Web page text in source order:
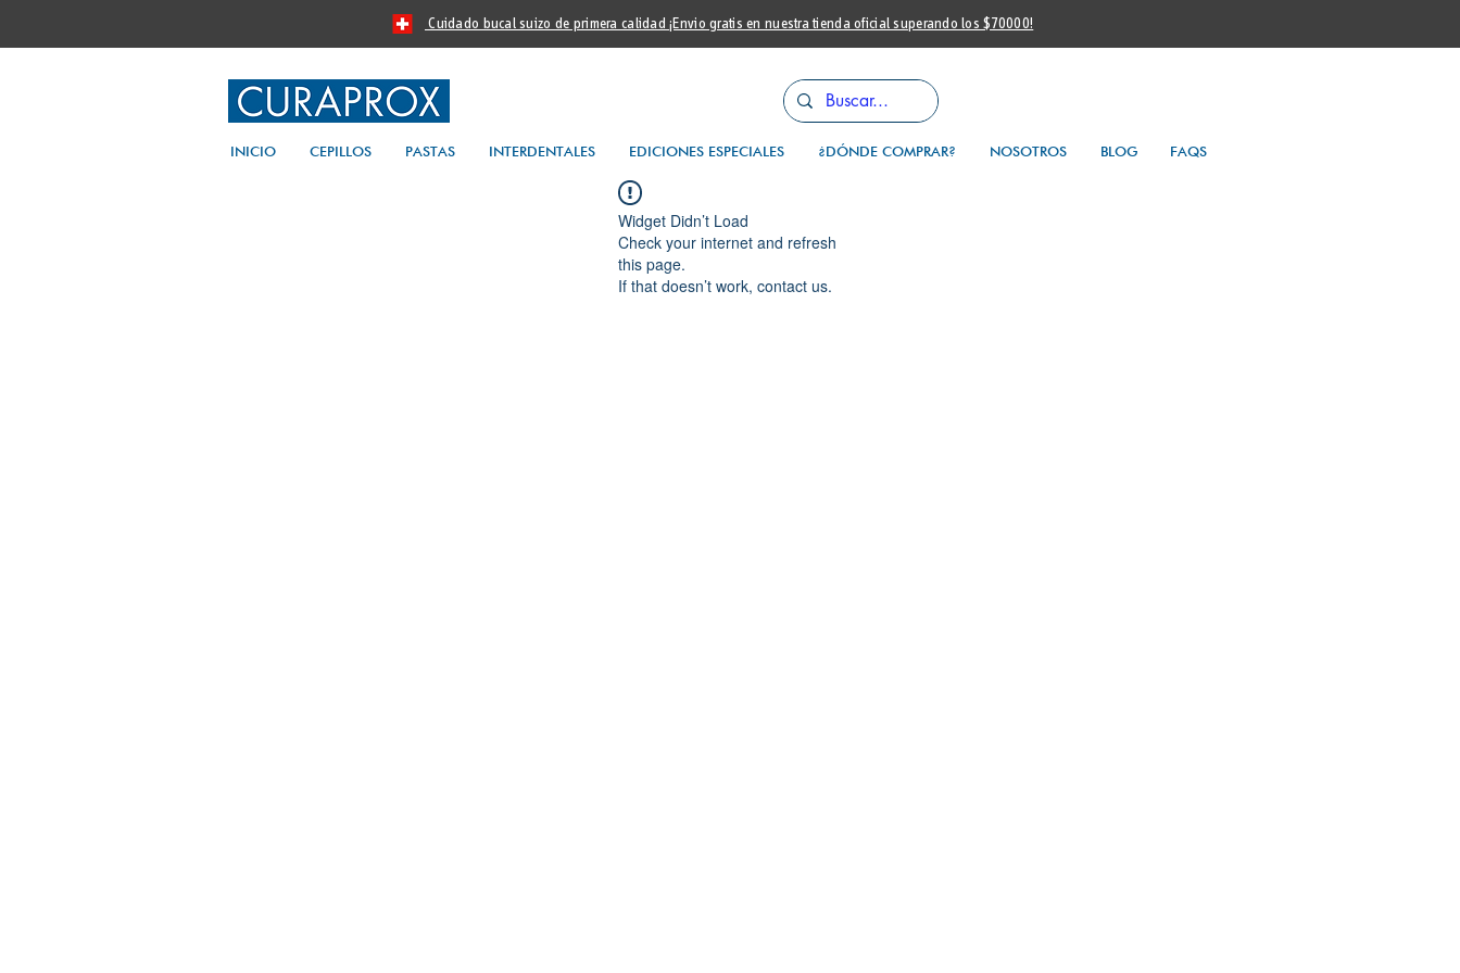
Cuidado bucal suizo de primera calidad ¡Envio gratis en nuestra tienda oficial superando los $70000!
INICIO CEPILLOS PASTAS INTERDENTALES EDICIONES ESPECIALES ¿DÓNDE COMPRAR? NOSOTROS BLOG FAQS
Widget Didn’t Load
Check your internet and refresh
this page.
If that doesn’t work, contact us.